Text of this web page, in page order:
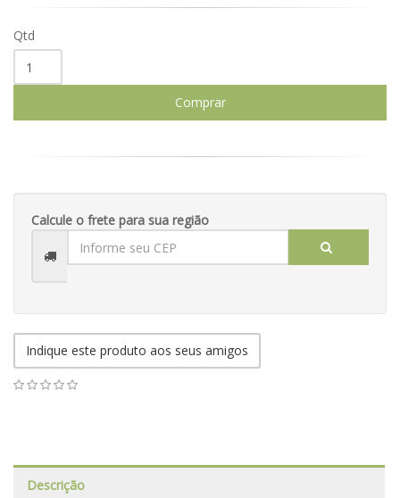
Qtd
Comprar
Calcule o frete para sua região
Indique este produto aos seus amigos
Descrição